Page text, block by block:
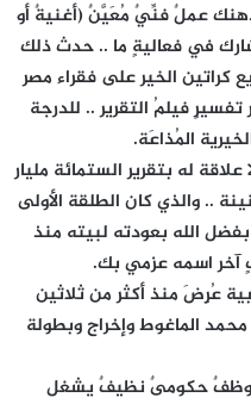
عملٌ فنِّيٌ مُعَيَّنٌ (أغنيةٌ أو
في فعاليةٍ ما .. حدث ذلك
كراتين الخير على فقراء مصر
فيلمُ التقرير .. للدرجة
المُذاعَة.
له بتقرير الستمائة مليار
.. والذي كان الطلقة الأولى
الله بعودته لبيته منذ
آخر اسمه عزمي بك.
عُرِضَ منذ أكثر من ثلاثين
الماغوط وإخراج وبطولة
حكومىٌ نظيفٌ يشغل